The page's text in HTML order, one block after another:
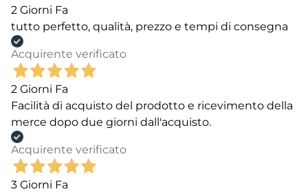
2 Giorni Fa
tutto perfetto, qualità, prezzo e tempi di consegna
Acquirente verificato
2 Giorni Fa
Facilità di acquisto del prodotto e ricevimento della
merce dopo due giorni dall'acquisto.
Acquirente verificato
3 Giorni Fa